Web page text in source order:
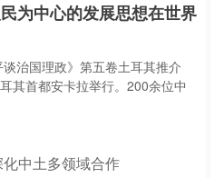
为中心的发展思想在世界
治国理政》第五卷土耳其推介
其首都安卡拉举行。200余位中